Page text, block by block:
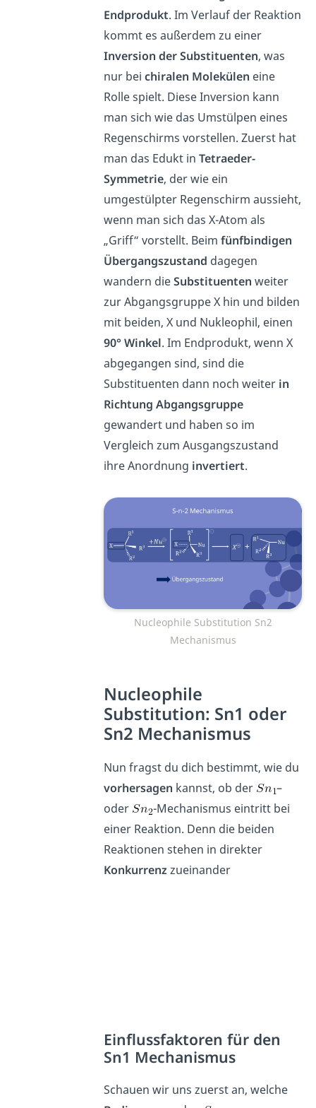
Endprodukt. Im Verlauf der Reaktion
kommt es außerdem zu einer
Inversion der Substituenten, was
nur beichiralen Molekülen eine
Rolle spielt. Diese Inversion kann
man sich wie das Umstülpen eines
Regenschirms vorstellen. Zuerst hat
man das Edukt inTetraeder-
Symmetrie, der wie ein
umgestülpter Regenschirm aussieht,
wenn man sich das X-Atom als
„Griff“ vorstellt. Beim fünfbindigen
Übergangszustand dagegen
wandern dieSubstituenten weiter
zur Abgangsgruppe X hin und bilden
mit beiden, X und Nukleophil, einen
90° Winkel. Im Endprodukt, wenn X
abgegangen sind, sind die
Substituenten dann noch weiter in
Richtung Abgangsgruppe
gewandert und haben so im
Vergleich zum Ausgangszustand
ihre Anordnung invertiert.
Nucleophile Substitution Sn2
Mechanismus
Nucleophile
Substitution: Sn1 oder
Sn2 Mechanismus
Nun fragst du dich bestimmt, wie du
vorhersagen kannst, ob der
–
oder
-Mechanismus eintritt bei
einer Reaktion. Denn die beiden
Reaktionen stehen in direkter
Konkurrenzzueinander
Einflussfaktoren für den
Sn1 Mechanismus
Schauen wir uns zuerst an, welche